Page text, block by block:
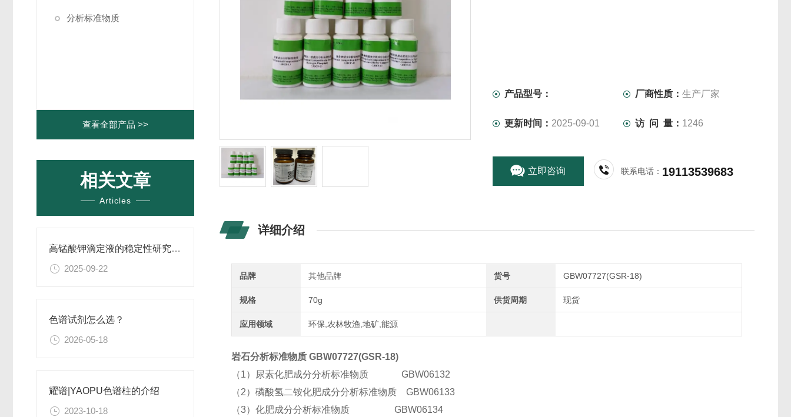
分析标准物质
查看全部产品 >>
相关文章
Articles
高锰酸钾滴定液的稳定性研究与保存条件优化
2025-09-22
色谱试剂怎么选？
2026-05-18
耀谱|YAOPU色谱柱的介绍
2023-10-18
产品型号： 厂商性质：生产厂家
更新时间： 2025-09-01 访 问 量： 1246
立即咨询 联系电话： 19113539683
详细介绍
品牌 其他品牌 货号 GBW07727(GSR-18)
规格 70g 供货周期 现货
应用领域 环保,农林牧渔,地矿,能源
岩石分析标准物质 GBW07727(GSR-18)
（1）尿素化肥成分分析标准物质 GBW06132
（2）磷酸氢二铵化肥成分分析标准物质 GBW06133
（3）化肥成分分析标准物质 GBW06134